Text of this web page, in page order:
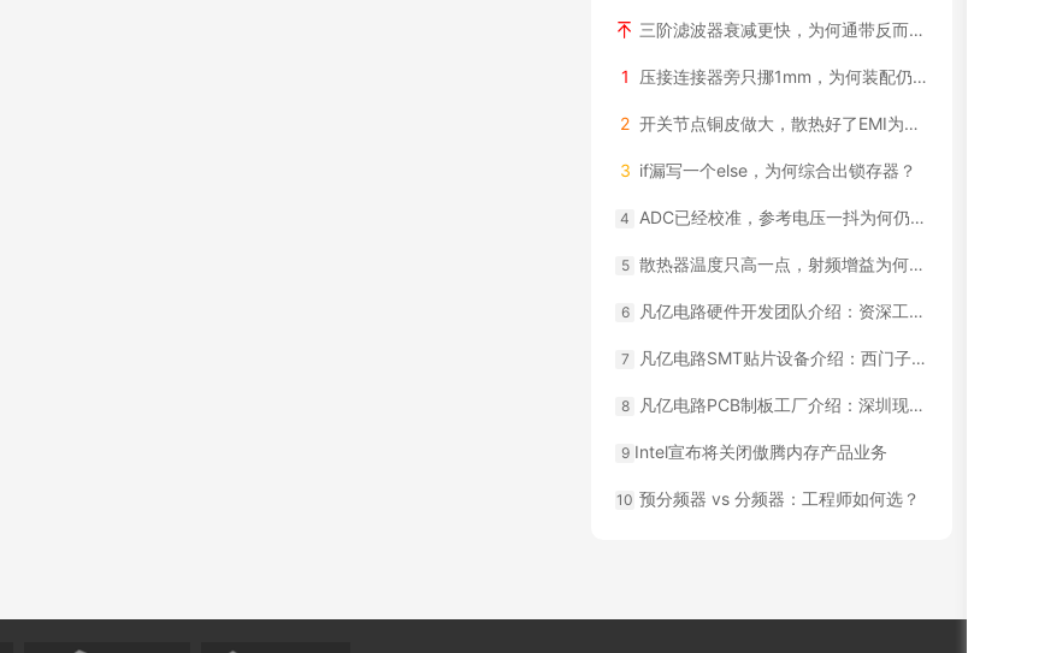
三阶滤波器衰减更快，为何通带反而起峰？
1 压接连接器旁只挪1mm，为何装配仍会卡？
2 开关节点铜皮做大，散热好了EMI为何更差？
3 if漏写一个else，为何综合出锁存器？
4 ADC已经校准，参考电压一抖为何仍漂？
5 散热器温度只高一点，射频增益为何会漂？
6 凡亿电路硬件开发团队介绍：资深工程师背景和项目经验
7 凡亿电路SMT贴片设备介绍：西门子全自动产线+ASM贴片机配置
8 凡亿电路PCB制板工厂介绍：深圳现代化厂房实拍
9 ​Intel宣布将关闭傲腾内存产品业务
10 预分频器 vs 分频器：工程师如何选？